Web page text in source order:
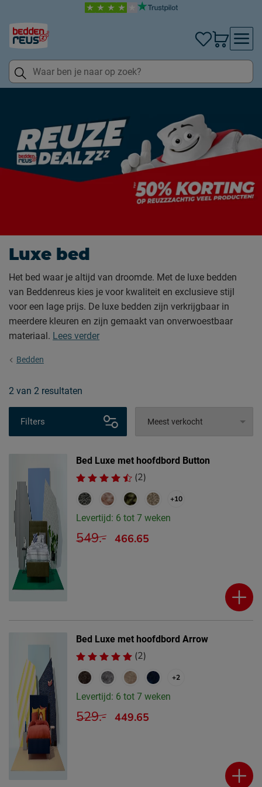
Luxe bed
Het bed waar je altijd van droomde. Met de luxe bedden
van Beddenreus kies je voor kwaliteit en exclusieve stijl
voor een lage prijs. De luxe bedden zijn verkrijgbaar in
meerdere kleuren en zijn gemaakt van onverwoestbaar
materiaal. Lees verder
Bedden
2 van 2 resultaten
Filters
Bed Luxe met hoofdbord Button
(2)
+10
Levertijd: 6 tot 7 weken
549.- 466.65
Bed Luxe met hoofdbord Arrow
(2)
+2
Levertijd: 6 tot 7 weken
529.- 449.65